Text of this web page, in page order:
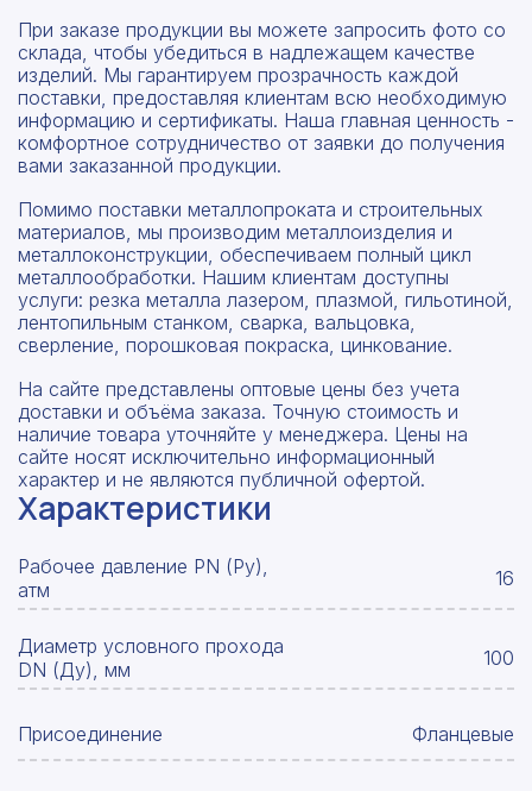
При заказе продукции вы можете запросить фото со
склада, чтобы убедиться в надлежащем качестве
изделий. Мы гарантируем прозрачность каждой
поставки, предоставляя клиентам всю необходимую
информацию и сертификаты. Наша главная ценность -
комфортное сотрудничество от заявки до получения
вами заказанной продукции.
Помимо поставки металлопроката и строительных
материалов, мы производим металлоизделия и
металлоконструкции, обеспечиваем полный цикл
металлообработки. Нашим клиентам доступны
услуги: резка металла лазером, плазмой, гильотиной,
лентопильным станком, сварка, вальцовка,
сверление, порошковая покраска, цинкование.
На сайте представлены оптовые цены без учета
доставки и объёма заказа. Точную стоимость и
наличие товара уточняйте у менеджера. Цены на
сайте носят исключительно информационный
характер и не являются публичной офертой.
Характеристики
Рабочее давление PN (Ру),
атм
16
Диаметр условного прохода
DN (Ду), мм
100
Присоединение Фланцевые